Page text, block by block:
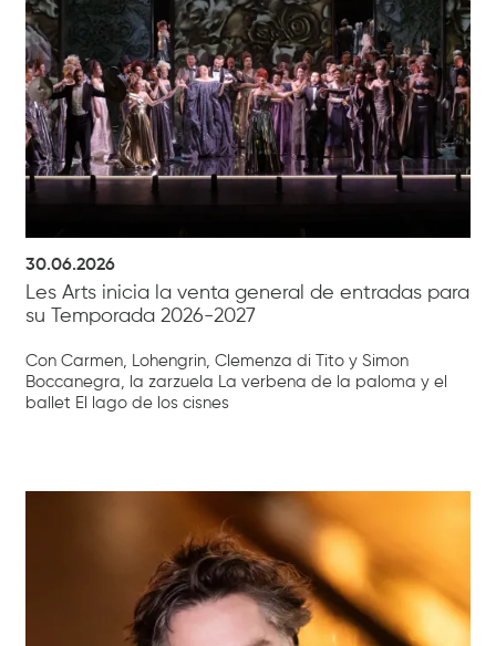
30.06.2026
Les Arts inicia la venta general de entradas para
su Temporada 2026-2027
Con Carmen, Lohengrin, Clemenza di Tito y Simon
Boccanegra, la zarzuela La verbena de la paloma y el
ballet El lago de los cisnes